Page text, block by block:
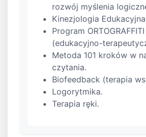
rozwój myślenia
Kinezjologia
Program ORTOGRAFFITI
(edukacyjno-
Metoda 101 kroków w
czytania.
Biofeedback (terapia
Logorytmika.
Terapia ręki.